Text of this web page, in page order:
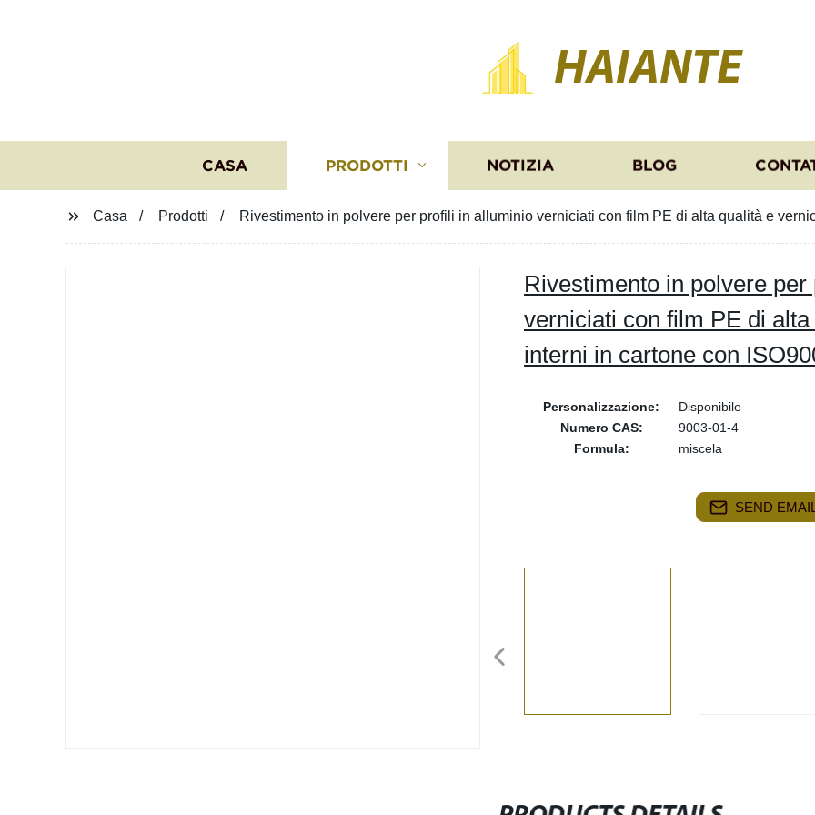
HAIANTE
CASA PRODOTTI NOTIZIA BLOG
Casa Prodotti Rivestimento in polvere per profili in alluminio verniciati con film PE di alta qualità e
Rivestimento in polvere
verniciati con film PE di
interni in cartone con
Personalizzazione:
Disponibile
Numero CAS:
9003-01-4
Formula:
miscela
SEND